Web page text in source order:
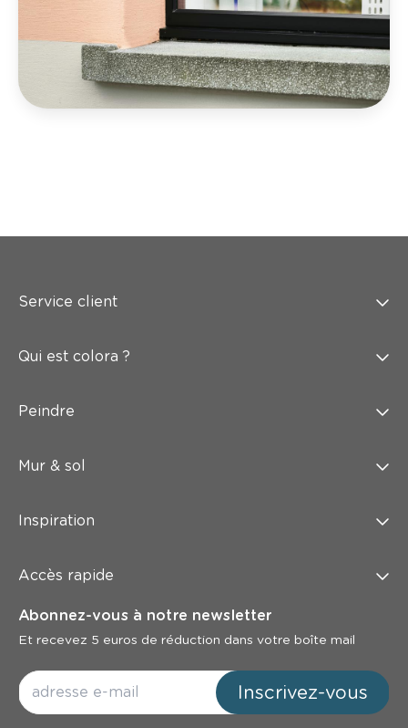
Service client
Qui est colora ?
Peindre
Mur & sol
Inspiration
Accès rapide
Abonnez-vous à notre newsletter
Et recevez 5 euros de réduction dans votre boîte mail
Inscrivez-vous